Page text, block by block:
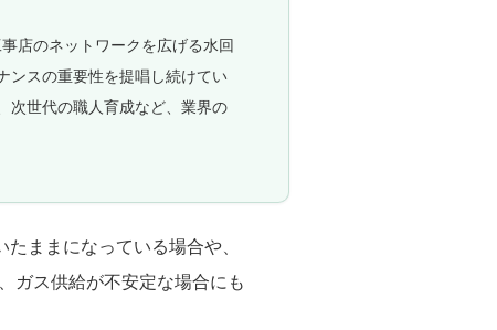
店のネットワークを広げる水回
ンスの重要性を提唱し続けてい
次世代の職人育成など、業界の
ままになっている場合や、
ガス供給が不安定な場合にも